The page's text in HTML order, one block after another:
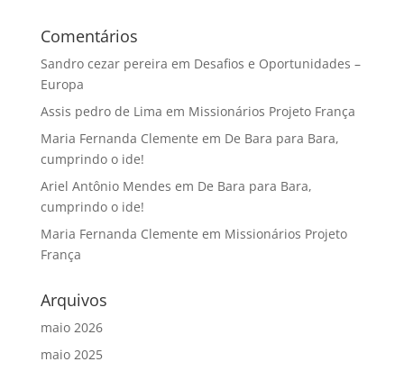
Comentários
Sandro cezar pereira em Desafios e Oportunidades –
Europa
Assis pedro de Lima em Missionários Projeto França
Maria Fernanda Clemente em De Bara para Bara,
cumprindo o ide!
Ariel Antônio Mendes em De Bara para Bara,
cumprindo o ide!
Maria Fernanda Clemente em Missionários Projeto
França
Arquivos
maio 2026
maio 2025